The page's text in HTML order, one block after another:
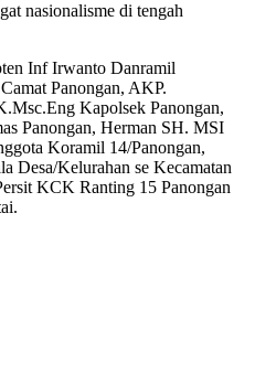
nasionalisme di tengah
Inf Irwanto Danramil
Panongan, AKP.
Kapolsek Panongan,
Panongan, Herman SH. MSI
Koramil 14/Panongan,
Desa/Kelurahan se Kecamatan
KCK Ranting 15 Panongan